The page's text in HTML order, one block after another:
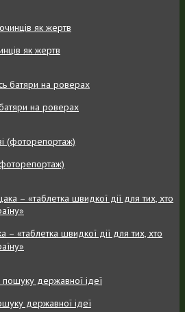
як жертв
на роверах
– «таблетка швидкої дії для тих, хто
державної ідеї